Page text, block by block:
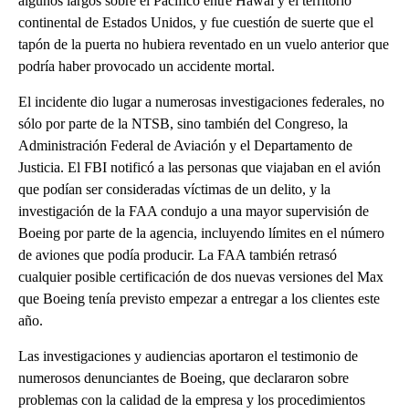
continental de Estados Unidos, y fue cuestión de suerte que el
tapón de la puerta no hubiera reventado en un vuelo anterior que
podría haber provocado un accidente mortal.
El incidente dio lugar a numerosas investigaciones federales, no
sólo por parte de la NTSB, sino también del Congreso, la
Administración Federal de Aviación y el Departamento de
Justicia. El FBI notificó a las personas que viajaban en el avión
que podían ser consideradas víctimas de un delito, y la
investigación de la FAA condujo a una mayor supervisión de
Boeing por parte de la agencia, incluyendo límites en el número
de aviones que podía producir. La FAA también retrasó
cualquier posible certificación de dos nuevas versiones del Max
que Boeing tenía previsto empezar a entregar a los clientes este
año.
Las investigaciones y audiencias aportaron el testimonio de
numerosos denunciantes de Boeing, que declararon sobre
problemas con la calidad de la empresa y los procedimientos